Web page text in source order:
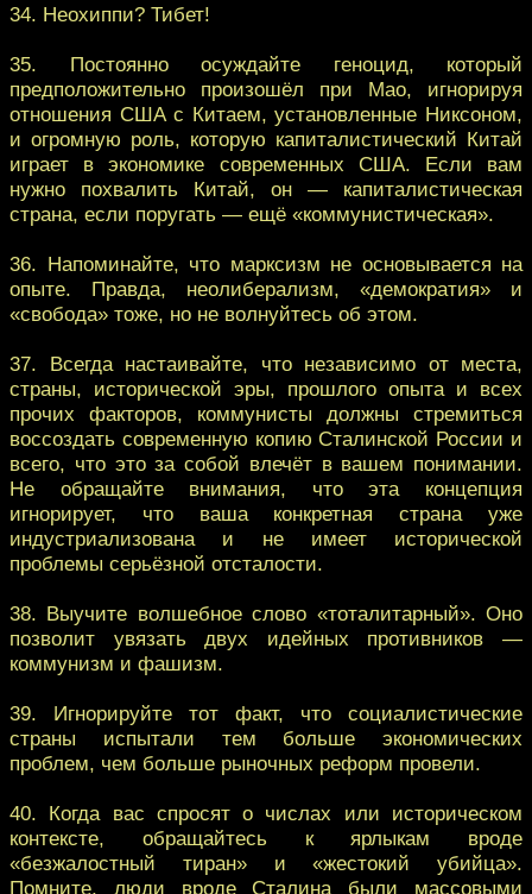
34. Неохиппи? Тибет!
35. Постоянно осуждайте геноцид, который
предположительно произошёл при Мао, игнорируя
отношения США с Китаем, установленные Никсоном,
и огромную роль, которую капиталистический Китай
играет в экономике современных США. Если вам
нужно похвалить Китай, он — капиталистическая
страна, если поругать — ещё «коммунистическая».
36. Напоминайте, что марксизм не основывается на
опыте. Правда, неолиберализм, «демократия» и
«свобода» тоже, но не волнуйтесь об этом.
37. Всегда настаивайте, что независимо от места,
страны, исторической эры, прошлого опыта и всех
прочих факторов, коммунисты должны стремиться
воссоздать современную копию Сталинской России и
всего, что это за собой влечёт в вашем понимании.
Не обращайте внимания, что эта концепция
игнорирует, что ваша конкретная страна уже
индустриализована и не имеет исторической
проблемы серьёзной отсталости.
38. Выучите волшебное слово «тоталитарный». Оно
позволит увязать двух идейных противников —
коммунизм и фашизм.
39. Игнорируйте тот факт, что социалистические
страны испытали тем больше экономических
проблем, чем больше рыночных реформ провели.
40. Когда вас спросят о числах или историческом
контексте, обращайтесь к ярлыкам вроде
«безжалостный тиран» и «жестокий убийца».
Помните, люди вроде Сталина были массовыми